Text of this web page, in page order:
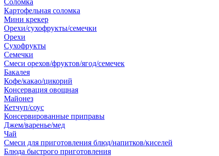
Соломка
Картофельная соломка
Мини крекер
Орехи/сухофрукты/семечки
Орехи
Сухофрукты
Семечки
Смеси орехов/фруктов/ягод/семечек
Бакалея
Кофе/какао/цикорий
Консервация овощная
Майонез
Кетчуп/соус
Консервированные приправы
Джем/варенье/мед
Чай
Смеси для приготовления блюд/напитков/киселей
Блюда быстрого приготовления